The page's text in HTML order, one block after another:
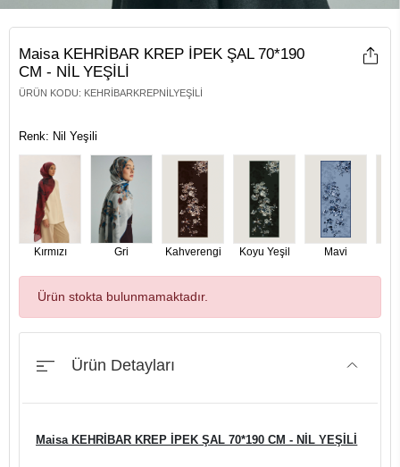
Maisa KEHRİBAR KREP İPEK ŞAL 70*190
CM - NİL YEŞİLİ
ÜRÜN KODU: KEHRIBARKREPNILYEŞILI
Renk: Nil Yeşili
Kırmızı Gri Kahverengi Koyu Yeşil Mavi
Ürün stokta bulunmamaktadır.
Ürün Detayları
Maisa KEHRİBAR KREP İPEK ŞAL 70*190 CM - NİL YEŞİLİ